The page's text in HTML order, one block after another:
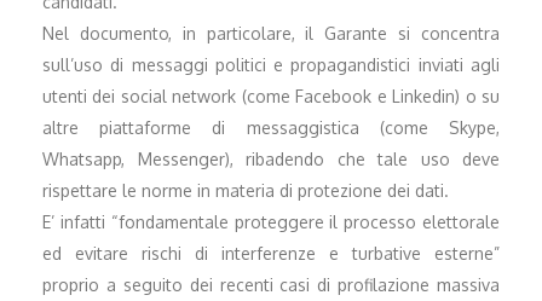
Nel documento, in particolare, il Garante si concentra
sull’uso di messaggi politici e propagandistici inviati agli
utenti dei social network (come Facebook e Linkedin) o su
altre piattaforme di messaggistica (come Skype,
Whatsapp, Messenger), ribadendo che tale uso deve
rispettare le norme in materia di protezione dei dati.
E’ infatti “fondamentale proteggere il processo elettorale
ed evitare rischi di interferenze e turbative esterne”
proprio a seguito dei recenti casi di profilazione massiva